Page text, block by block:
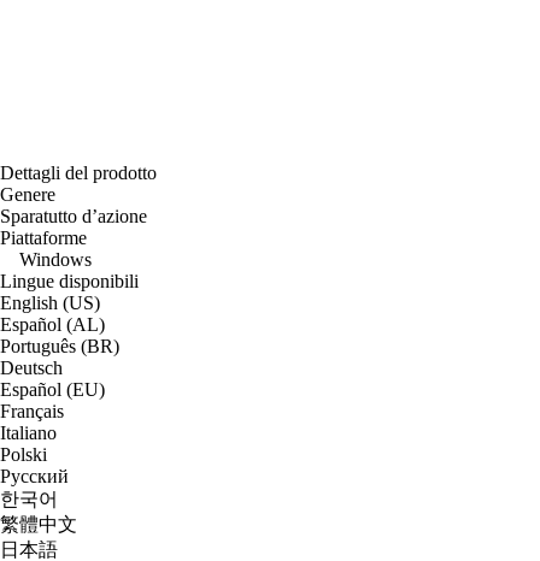
Dettagli del prodotto
Genere
Sparatutto d’azione
Piattaforme
Windows
Lingue disponibili
English (US)
Español (AL)
Português (BR)
Deutsch
Español (EU)
Français
Italiano
Polski
Русский
한국어
繁體中文
日本語